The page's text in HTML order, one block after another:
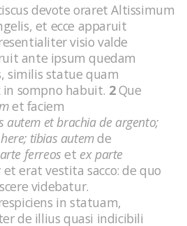
devote oraret Altissimum
et ecce apparuit
visio valde
ante ipsum quedam
similis statue quam
in sompno habuit. 2Que
et faciem
autem et brachia de argento;
tibias autemde
ferreoset ex parte
et erat vestita sacco: de quo
videbatur.
in statuam,
de illius quasi indicibili